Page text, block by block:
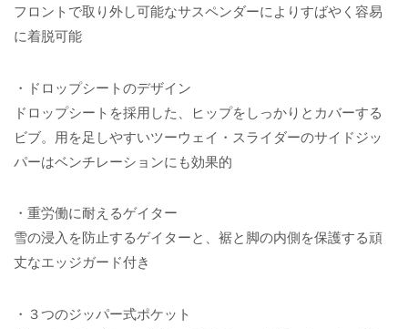
フロントで取り外し可能なサスペンダーによりすばやく容易
に着脱可能
・ドロップシートのデザイン
ドロップシートを採用した、ヒップをしっかりとカバーする
ビブ。用を足しやすいツーウェイ・スライダーのサイドジッ
パーはベンチレーションにも効果的
・重労働に耐えるゲイター
雪の浸入を防止するゲイターと、裾と脚の内側を保護する頑
丈なエッジガード付き
・３つのジッパー式ポケット